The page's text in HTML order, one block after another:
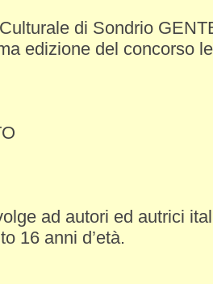
di Sondrio
edizione del concorso
ad autori ed autrici
16 anni d’età.